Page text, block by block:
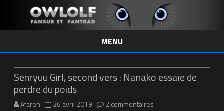
MENU
Skip
to
content
Senryuu Girl, second vers : Nanako essaie de
perdre du poids
Afaren 26 avril 2019 2 commentaires